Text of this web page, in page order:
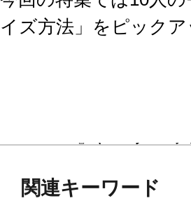
イズ方法」をピックア
ズ・ガール』、『無
す。関連キーワード